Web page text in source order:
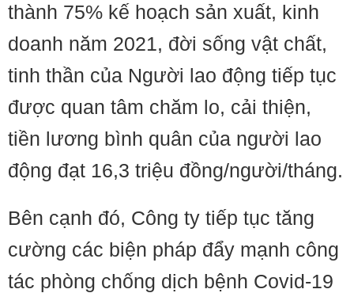
thành 75% kế hoạch sản xuất, kinh
doanh năm 2021, đời sống vật chất,
tinh thần của Người lao động tiếp tục
được quan tâm chăm lo, cải thiện,
tiền lương bình quân của người lao
động đạt 16,3 triệu đồng/người/tháng.
Bên cạnh đó, Công ty tiếp tục tăng
cường các biện pháp đẩy mạnh công
tác phòng chống dịch bệnh Covid-19